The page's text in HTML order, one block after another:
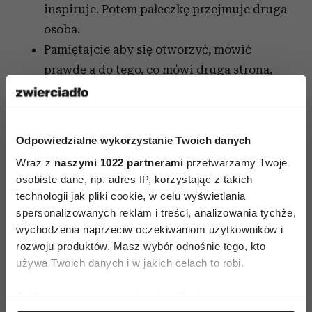
Odpowiedzialne wykorzystanie Twoich danych
Wraz z naszymi 1022 partnerami przetwarzamy Twoje
osobiste dane, np. adres IP, korzystając z takich
technologii jak pliki cookie, w celu wyświetlania
spersonalizowanych reklam i treści, analizowania tychże,
wychodzenia naprzeciw oczekiwaniom użytkowników i
rozwoju produktów. Masz wybór odnośnie tego, kto
używa Twoich danych i w jakich celach to robi.
Jeśli wyrazisz na to zgodę, chcielibyśmy również:
inspiruje. Potem pałeczkę przejmuje druga
osoba.
Pamiętajcie aby się otworzyć, mówić
prawdę a do tego, co mówi druga strona,
podejść z równą otwartością i
zrozumieniem.
Ta otwartość powinna przynieść szybkie
rezultaty.
Co zrobić, gdy partner nie widzi
problemu?
Czasem tylko jedna strona zaczyna odczuwać
brak komfortu. Druga uważa, że wszystko jest w
najlepszym porządku. Zazwyczaj kobiety